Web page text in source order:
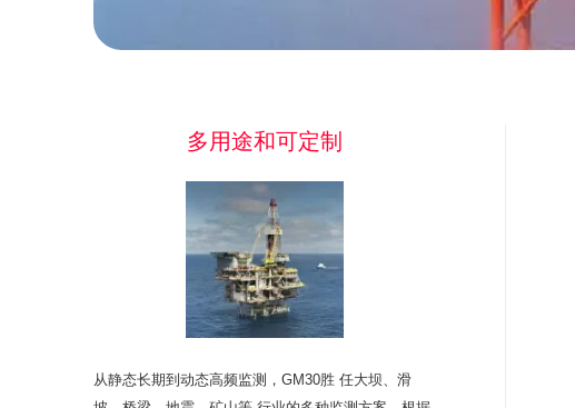
多用途和可定制
从静态长期到动态高频监测，GM30胜 任大坝、滑